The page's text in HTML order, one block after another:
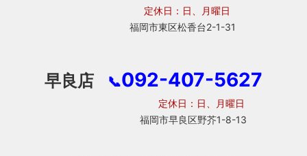
定休日：日、月曜日
福岡市東区松香台2-1-31
早良店 📞092-407-5627
定休日：日、月曜日
福岡市早良区野芥1-8-13